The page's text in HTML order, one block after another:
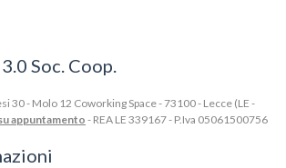
Soc. Coop.
30 - Molo 12 Coworking Space - 73100 - Lecce (LE -
appuntamento - REA LE 339167 - P.Iva 05061500756